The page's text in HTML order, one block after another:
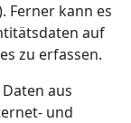
Ferner kann es
auf
zu erfassen.
aus
und